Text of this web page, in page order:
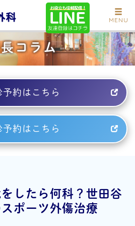
MENU
長コラム
予約はこちら
予約はこちら
したら何科？世田谷
ポーツ外傷治療